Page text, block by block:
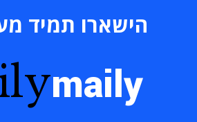
הישארו תמיד
maily